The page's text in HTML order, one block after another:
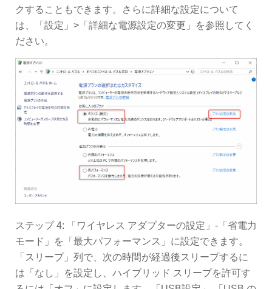
クすることもできます。さらに詳細な設定について
は、「設定」>「詳細な電源設定の変更」を参照してく
ださい。
ステップ 4: 「ワイヤレス アダプターの設定」-「省電力
モード」を「最大パフォーマンス」に設定できます。
「スリープ」列で、次の時間が経過後スリープするに
は「なし」を設定し、ハイブリッド スリープを許可す